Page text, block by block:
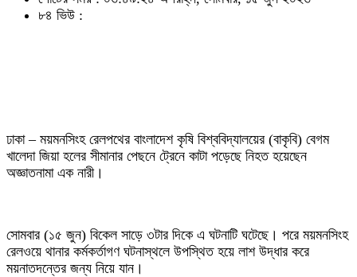
৮৪ ভিউ :
ঢাকা – ময়মনসিংহ রেলপথের বাংলাদেশ কৃষি বিশ্ববিদ্যালয়ের (বাকৃবি) বেগম
খালেদা জিয়া হলের সীমানার পেছনে ট্রেনে কাটা পড়েছে নিহত হয়েছেন
অজ্ঞাতনামা এক নারী।
সোমবার (১৫ জুন) বিকেল সাড়ে ৩টার দিকে এ ঘটনাটি ঘটেছে। পরে ময়মনসিংহ
রেলওয়ে থানার কর্মকর্তাগণ ঘটনাস্থলে উপস্থিত হয়ে লাশ উদ্ধার করে
ময়নাতদন্তের জন্য নিয়ে যান।